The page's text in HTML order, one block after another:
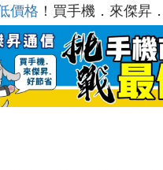
價格 ！買手機．來傑昇